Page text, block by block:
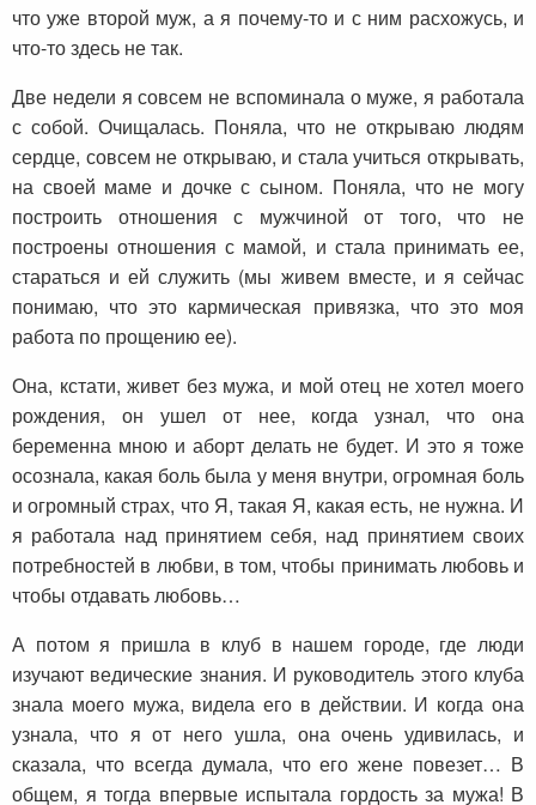
что уже второй муж, а я почему-то и с ним расхожусь, и
что-то здесь не так.
Две недели я совсем не вспоминала о муже, я работала
с собой. Очищалась. Поняла, что не открываю людям
сердце, совсем не открываю, и стала учиться открывать,
на своей маме и дочке с сыном. Поняла, что не могу
построить отношения с мужчиной от того, что не
построены отношения с мамой, и стала принимать ее,
стараться и ей служить (мы живем вместе, и я сейчас
понимаю, что это кармическая привязка, что это моя
работа по прощению ее).
Она, кстати, живет без мужа, и мой отец не хотел моего
рождения, он ушел от нее, когда узнал, что она
беременна мною и аборт делать не будет. И это я тоже
осознала, какая боль была у меня внутри, огромная боль
и огромный страх, что Я, такая Я, какая есть, не нужна. И
я работала над принятием себя, над принятием своих
потребностей в любви, в том, чтобы принимать любовь и
чтобы отдавать любовь…
А потом я пришла в клуб в нашем городе, где люди
изучают ведические знания. И руководитель этого клуба
знала моего мужа, видела его в действии. И когда она
узнала, что я от него ушла, она очень удивилась, и
сказала, что всегда думала, что его жене повезет… В
общем, я тогда впервые испытала гордость за мужа! В